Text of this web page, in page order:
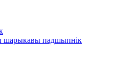
шарыкавы падшыпнік